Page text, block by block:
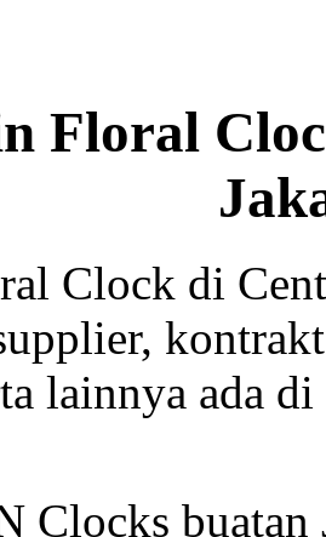
Floral
Clock di
lainnya ada
Clocks buatan